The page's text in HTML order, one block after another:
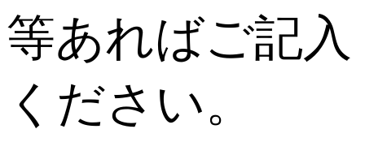
等あればご記入
ください。